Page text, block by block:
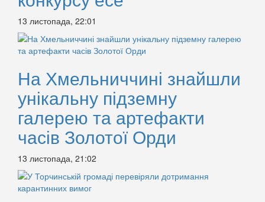
13 листопада, 22:01
На Хмельниччині знайшли
унікальну підземну
галерею та артефакти
часів Золотої Орди
13 листопада, 21:02